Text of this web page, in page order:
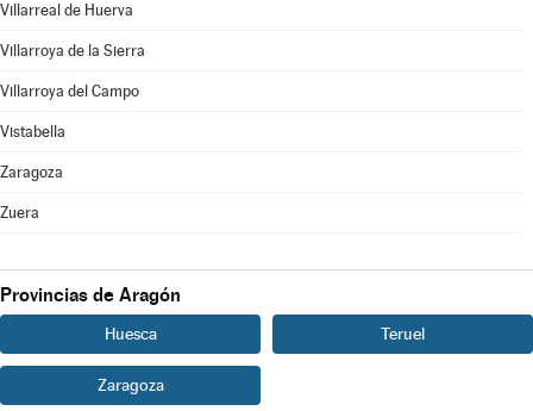
Villarreal de Huerva
Villarroya de la Sierra
Villarroya del Campo
Vistabella
Zaragoza
Zuera
Provincias de Aragón
Huesca Teruel
Zaragoza